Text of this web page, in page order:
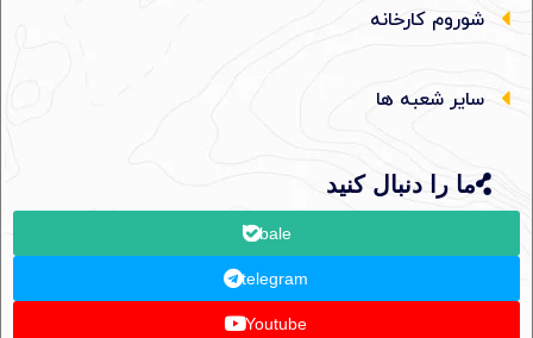
شوروم کارخانه
سایر شعبه ها
ما را دنبال کنید
bale
telegram
Youtube